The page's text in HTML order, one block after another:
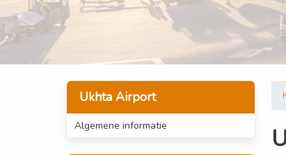
Ukhta Airport
Algemene informatie